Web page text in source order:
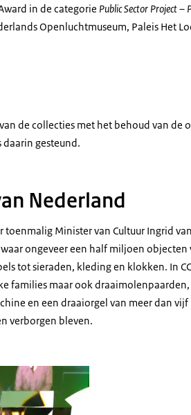
in de categorie Public Sector Project –
Openluchtmuseum, Paleis Het
de collecties met het behoud van de
daarin gesteund.
Nederland
toenmalig Minister van Cultuur Ingrid
ongeveer een half miljoen
tot sieraden, kleding en klokken. In
families maar ook
en een draaiorgel van meer dan
verborgen bleven.
voor duurzaamheid